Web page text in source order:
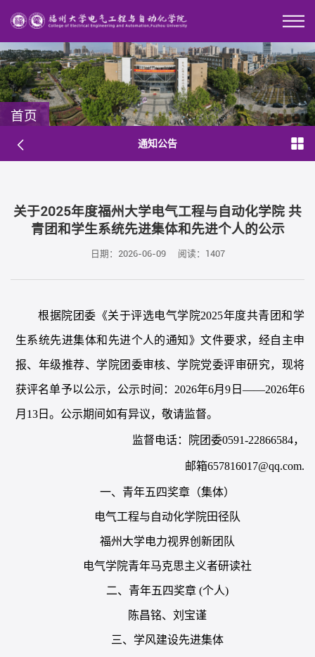
首页
通知公告
关于2025年度福州大学电气工程与自动化学院 共
青团和学生系统先进集体和先进个人的公示
日期：2026-06-09 阅读： 1407
根据院团委《关于评选电气学院2025年度共青团和学
生系统先进集体和先进个人的通知》文件要求，经自主申
报、年级推荐、学院团委审核、学院党委评审研究，现将
获评名单予以公示，公示时间：2026年6月9 日 ——2026年6
月 13 日。公示期间如有异议，敬请监督。
监督电话：院团委0591-22866584，
邮箱657816017@qq.com.
一、青年五四奖章（集体）
电气工程与自动化学院田径队
福州大学电力视界创新团队
电气学院青年马克思主义者研读社
二、青年五四奖章 (个人)
陈昌铭、刘宝谨
三、学风建设先进集体